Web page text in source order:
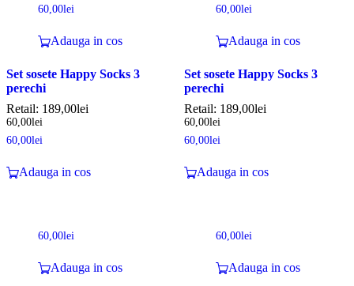
60,00lei
Adauga in cos
Set sosete Happy Socks 3
perechi
Retail: 189,00lei
60,00lei
60,00lei
Adauga in cos
60,00lei
Adauga in cos
Set sosete Happy Socks 3
perechi
Retail: 189,00lei
60,00lei
60,00lei
Adauga in cos
60,00lei
Adauga in cos
60,00lei
Adauga in cos